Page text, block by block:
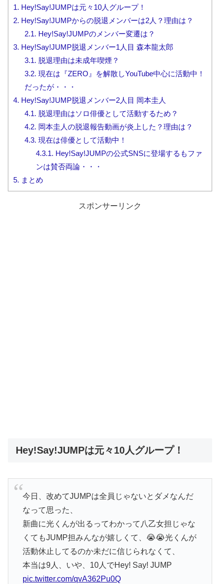
1. Hey!Say!JUMPは元々10人グループ！
2. Hey!Say!JUMPからの脱退メンバーは2人？理由は？
2.1. Hey!Say!JUMPのメンバー変遷は？
3. Hey!Say!JUMP脱退メンバー1人目 森本龍太郎
3.1. 脱退理由は未成年喫煙？
3.2. 現在は『ZERO』を解散しYouTube中心に活動中！
だったが・・・
4. Hey!Say!JUMP脱退メンバー2人目 岡本圭人
4.1. 脱退理由はソロ俳優として活動するため？
4.2. 岡本圭人の脱退報告動画が炎上した？理由は？
4.3. 現在は俳優として活動中！
4.3.1. Hey!Say!JUMPの公式SNSに登場するもファ
ンは賛否両論・・・
5. まとめ
スポンサーリンク
Hey!Say!JUMPは元々10人グループ！
今日、改めてJUMPは全員じゃないとダメなんだ
なって思った、
新曲に光くんが出るってわかって八乙女担じゃな
くてもJUMP担みんなが嬉しくて、😭😭光くんが
活動休止してるのか未だに信じられなくて、
本当は9人、いや、10人でHey! Say! JUMP
pic.twitter.com/qvA362Pu0Q